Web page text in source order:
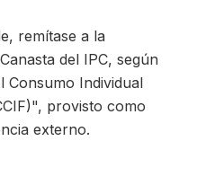
remítase a la
del IPC, según
Consumo Individual
provisto como
externo.